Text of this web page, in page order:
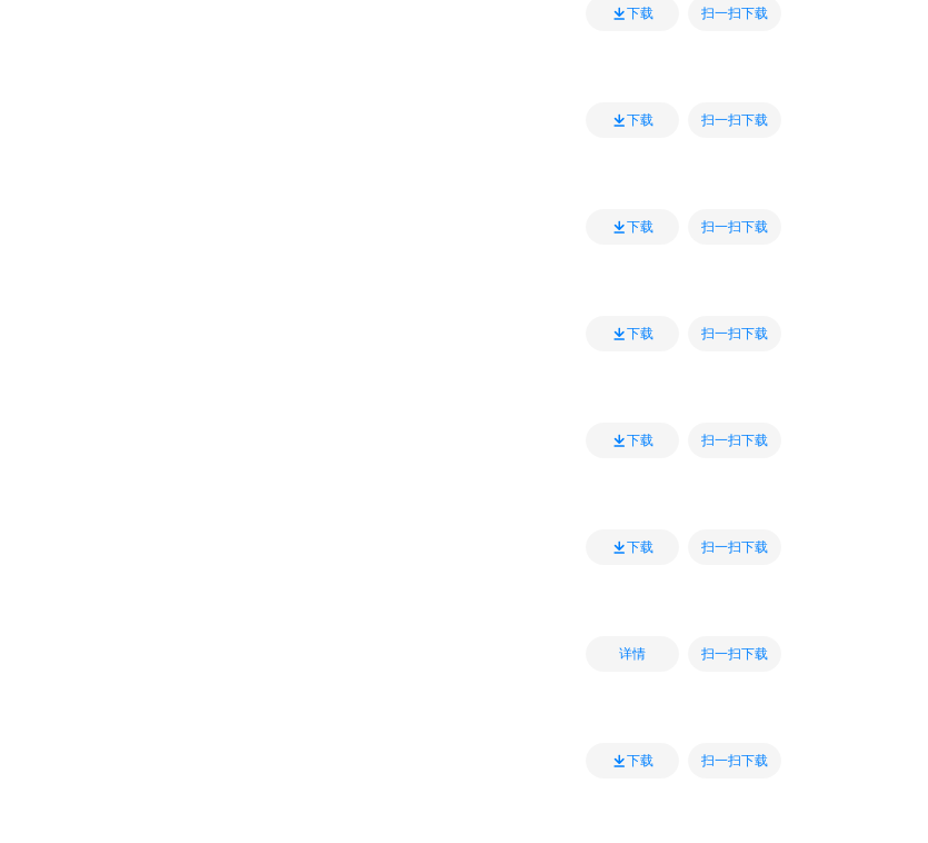
下载 扫一扫下载
下载 扫一扫下载
下载 扫一扫下载
下载 扫一扫下载
下载 扫一扫下载
下载 扫一扫下载
详情 扫一扫下载
下载 扫一扫下载